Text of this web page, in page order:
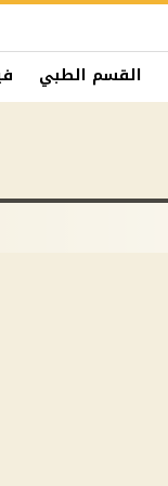
القسم الطبي